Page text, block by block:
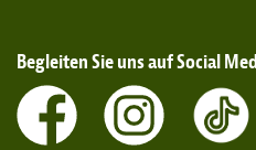
Begleiten Sie uns auf Social